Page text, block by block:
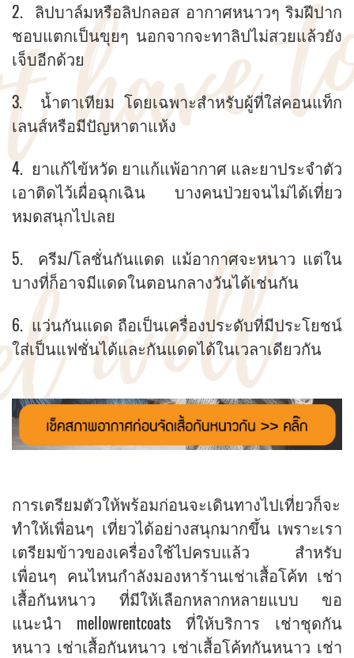
2. ลิปบาล์มหรือลิปกลอส อากาศหนาวๆ ริมฝีปาก
ชอบแตกเป็นขุยๆ นอกจากจะทาลิปไม่สวยแล้วยัง
เจ็บอีกด้วย
3. น้ำตาเทียม โดยเฉพาะสำหรับผู้ที่ใส่คอนแท็ก
เลนส์หรือมีปัญหาตาแห้ง
4. ยาแก้ไข้หวัด ยาแก้แพ้อากาศ และยาประจำตัว
เอาติดไว้เผื่อฉุกเฉิน บางคนป่วยจนไม่ได้เที่ยว
หมดสนุกไปเลย
5. ครีม/โลชั่นกันแดด แม้อากาศจะหนาว แต่ใน
บางที่ก็อาจมีแดดในตอนกลางวันได้เช่นกัน
6. แว่นกันแดด ถือเป็นเครื่องประดับที่มีประโยชน์
ใส่เป็นแฟชั่นได้และกันแดดได้ในเวลาเดียวกัน
การเตรียมตัวให้พร้อมก่อนจะเดินทางไปเที่ยวก็จะ
ทำให้เพื่อนๆ เที่ยวได้อย่างสนุกมากขึ้น เพราะเรา
เตรียมข้าวของเครื่องใช้ไปครบแล้ว สำหรับ
เพื่อนๆ คนไหนกำลังมองหาร้านเช่าเสื้อโค้ท เช่า
เสื้อกันหนาว ที่มีให้เลือกหลากหลายแบบ ขอ
แนะนำ mellowrentcoats ที่ให้บริการ เช่าชุดกัน
หนาว เช่าเสื้อกันหนาว เช่าเสื้อโค้ทกันหนาว เช่า